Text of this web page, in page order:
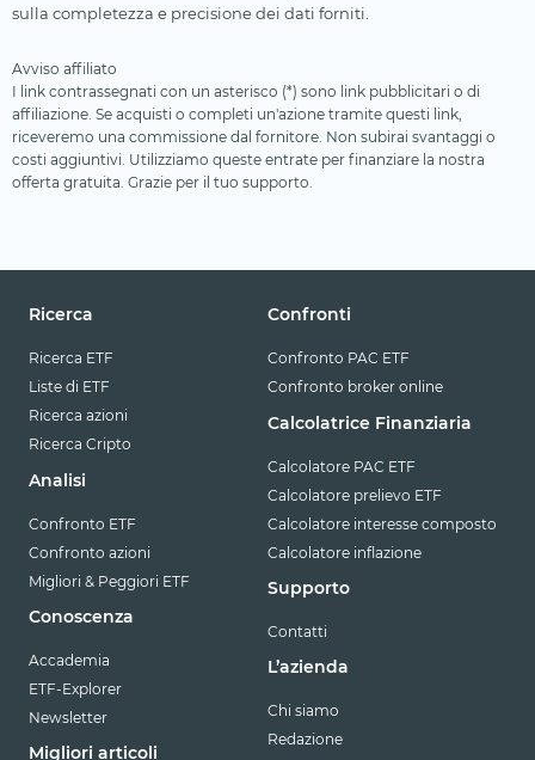
sulla completezza e precisione dei dati forniti.
Avviso affiliato
I link contrassegnati con un asterisco (*) sono link pubblicitari o di
affiliazione. Se acquisti o completi un'azione tramite questi link,
riceveremo una commissione dal fornitore. Non subirai svantaggi o
costi aggiuntivi. Utilizziamo queste entrate per finanziare la nostra
offerta gratuita. Grazie per il tuo supporto.
Ricerca
Ricerca ETF
Liste di ETF
Ricerca azioni
Ricerca Cripto
Analisi
Confronto ETF
Confronto azioni
Migliori & Peggiori ETF
Conoscenza
Accademia
ETF-Explorer
Newsletter
Migliori articoli
Confronti
Confronto PAC ETF
Confronto broker online
Calcolatrice Finanziaria
Calcolatore PAC ETF
Calcolatore prelievo ETF
Calcolatore interesse composto
Calcolatore inflazione
Supporto
Contatti
L’azienda
Chi siamo
Redazione